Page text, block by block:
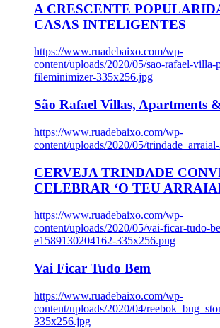
A CRESCENTE
CASAS INTELIGENTES
https://www.ruadebaixo.com/wp-
content/uploads/2020/05/sao-rafael-villa-
fileminimizer-335x256.jpg
São Rafael Villas, Apartments
https://www.ruadebaixo.com/wp-
content/uploads/2020/05/
CERVEJA TRINDADE
CELEBRAR ‘O TEU
https://www.ruadebaixo.com/wp-
content/uploads/2020/05/vai-ficar-tudo-
e1589130204162-335x256.png
Vai Ficar Tudo Bem
https://www.ruadebaixo.com/wp-
content/uploads/2020/04/
335x256.jpg